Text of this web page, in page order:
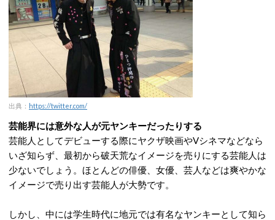
出典： https://twitter.com/
芸能界には意外な人が元ヤンキーだったりする
芸能人としてデビューする際にヤクザ映画やVシネマなどなら
いざ知らず、最初から破天荒なイメージを売りにする芸能人は
少ないでしょう。ほとんどの俳優、女優、芸人などは爽やかな
イメージで売り出す芸能人が大勢です。
しかし、中には学生時代に地元では有名なヤンキーとして知ら